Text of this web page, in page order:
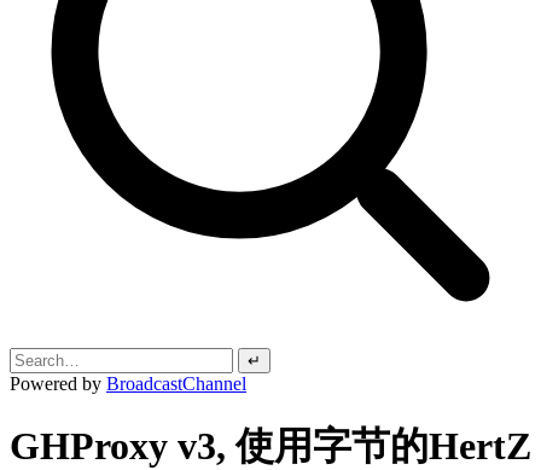
↵
Powered by BroadcastChannel
GHProxy v3, 使用字节的HertZ